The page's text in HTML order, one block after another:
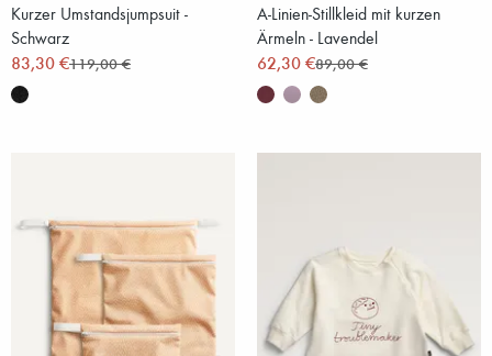
Kurzer Umstandsjumpsuit -
Schwarz
83,30 €119,00 €
A-Linien-Stillkleid mit kurzen
Ärmeln - Lavendel
62,30 €89,00 €